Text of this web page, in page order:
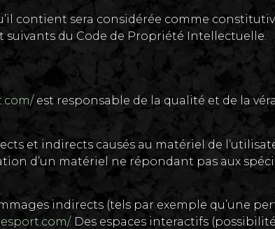
contient sera considérée comme
du Code de Propriété Intellectuelle.
est responsable de la qualité et de la
et indirects causés au matériel de
d’un matériel ne répondant pas aux
indirects (tels par exemple qu’une
. Des espaces interactifs